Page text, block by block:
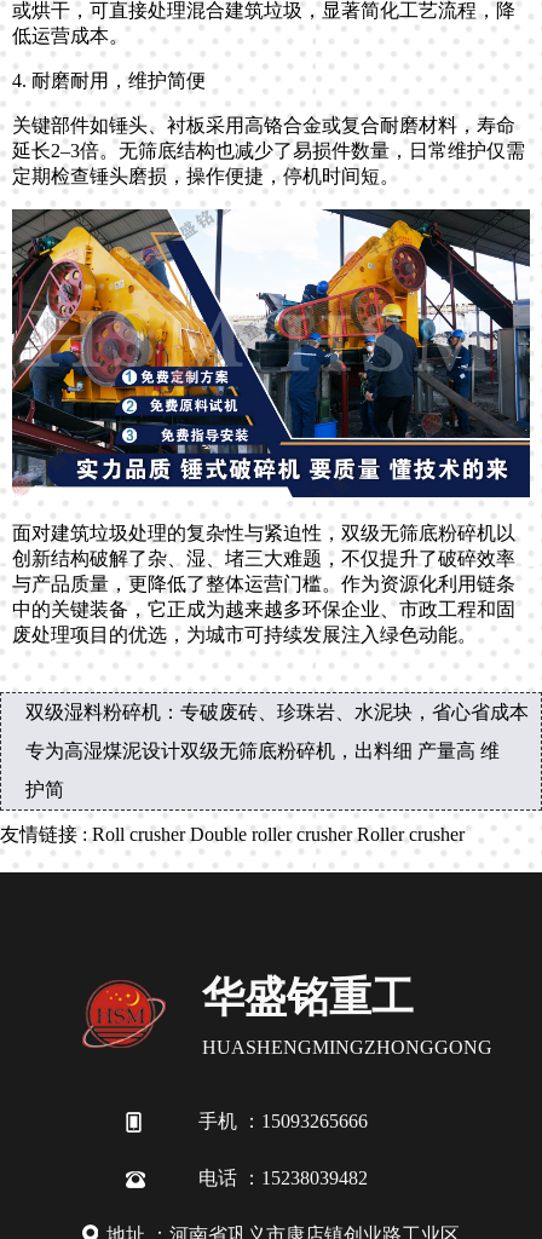
或烘干，可直接处理混合建筑垃圾，显著简化工艺流程，降
低运营成本。
4. 耐磨耐用，维护简便
关键部件如锤头、衬板采用高铬合金或复合耐磨材料，寿命
延长2–3倍。无筛底结构也减少了易损件数量，日常维护仅需
定期检查锤头磨损，操作便捷，停机时间短。
面对建筑垃圾处理的复杂性与紧迫性，双级无筛底粉碎机以
创新结构破解了杂、湿、堵三大难题，不仅提升了破碎效率
与产品质量，更降低了整体运营门槛。作为资源化利用链条
中的关键装备，它正成为越来越多环保企业、市政工程和固
废处理项目的优选，为城市可持续发展注入绿色动能。
双级湿料粉碎机：专破废砖、珍珠岩、水泥块，省心省成本
专为高湿煤泥设计双级无筛底粉碎机，出料细 产量高 维
护简
友情链接: Roll crusher Double roller crusher Roller crusher
华盛铭重工
HUASHENGMINGZHONGGONG
手机 ：15093265666
电话 ：15238039482
地址 ：河南省巩义市康店镇创业路工业区